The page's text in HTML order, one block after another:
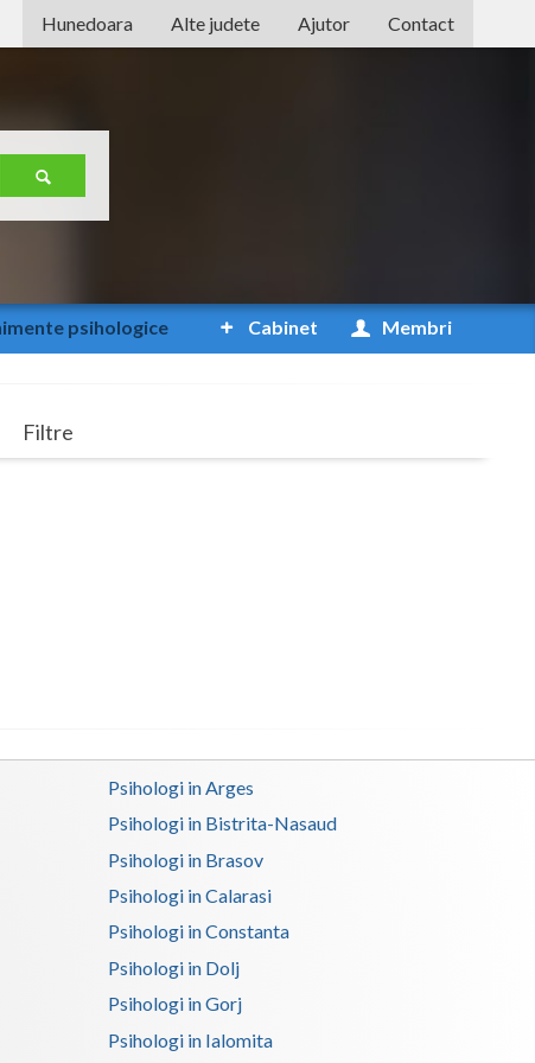
Hunedoara Alte judete
Bistrita-Nasaud
Botosani
Covasna
Dambovita
Dolj
Galati
Giurgiu
Gorj
Ajutor Contact
psihologice Cabinet Membri
Filtre
Psihologi in Arges
Psihologi in Bistrita-Nasaud
Psihologi in Brasov
Psihologi in Calarasi
Psihologi in Constanta
Psihologi in Dolj
Psihologi in Gorj
Psihologi in Ialomita